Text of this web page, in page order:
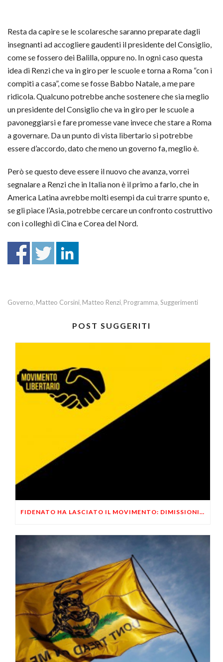
Resta da capire se le scolaresche saranno preparate dagli
insegnanti ad accogliere gaudenti il presidente del Consiglio,
come se fossero dei Balilla, oppure no. In ogni caso questa
idea di Renzi che va in giro per le scuole e torna a Roma “con i
compiti a casa”, come se fosse Babbo Natale, a me pare
ridicola. Qualcuno potrebbe anche sostenere che sia meglio
un presidente del Consiglio che va in giro per le scuole a
pavoneggiarsi e fare promesse vane invece che stare a Roma
a governare. Da un punto di vista libertario si potrebbe
essere d’accordo, dato che meno un governo fa, meglio è.
Però se questo deve essere il nuovo che avanza, vorrei
segnalare a Renzi che in Italia non è il primo a farlo, che in
America Latina avrebbe molti esempi da cui trarre spunto e,
se gli piace l’Asia, potrebbe cercare un confronto costruttivo
con i colleghi di Cina e Corea del Nord.
Governo, Matteo Corsini, Matteo Renzi, Programma, Suggerimenti
POST SUGGERITI
FIDENATO HA LASCIATO IL MOVIMENTO: DIMISSIONI ANNUNCIATE AD APRILE